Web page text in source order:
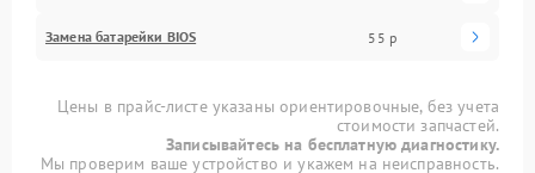
Замена батарейки BIOS 55 р
Цены в прайс-листе указаны ориентировочные, без учета
стоимости запчастей.
Записывайтесь на бесплатную диагностику.
Мы проверим ваше устройство и укажем на неисправность.